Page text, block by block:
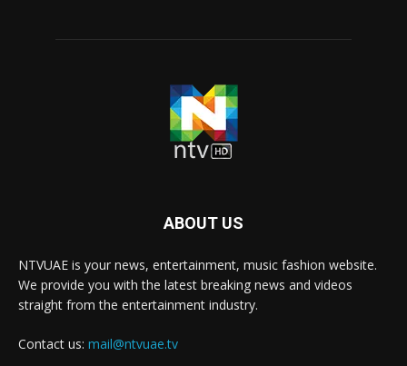
ABOUT US
NTVUAE is your news, entertainment, music fashion website.
We provide you with the latest breaking news and videos
straight from the entertainment industry.
Contact us: mail@ntvuae.tv